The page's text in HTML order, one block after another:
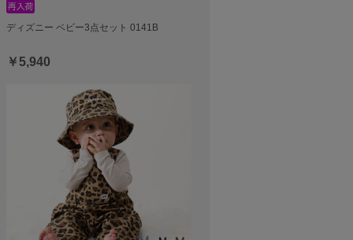
ディズニー ベビー3点セット 0141B
￥5,940